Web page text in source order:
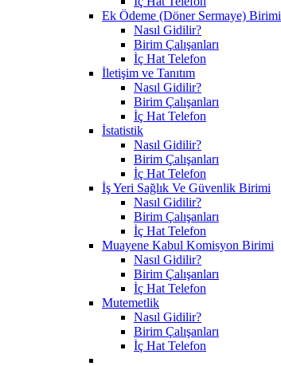
Ek Ödeme (Döner Sermaye) Birimi
Nasıl Gidilir?
Birim Çalışanları
İç Hat Telefon
İletişim ve Tanıtım
Nasıl Gidilir?
Birim Çalışanları
İç Hat Telefon
İstatistik
Nasıl Gidilir?
Birim Çalışanları
İç Hat Telefon
İş Yeri Sağlık Ve Güvenlik Birimi
Nasıl Gidilir?
Birim Çalışanları
İç Hat Telefon
Muayene Kabul Komisyon Birimi
Nasıl Gidilir?
Birim Çalışanları
İç Hat Telefon
Mutemetlik
Nasıl Gidilir?
Birim Çalışanları
İç Hat Telefon